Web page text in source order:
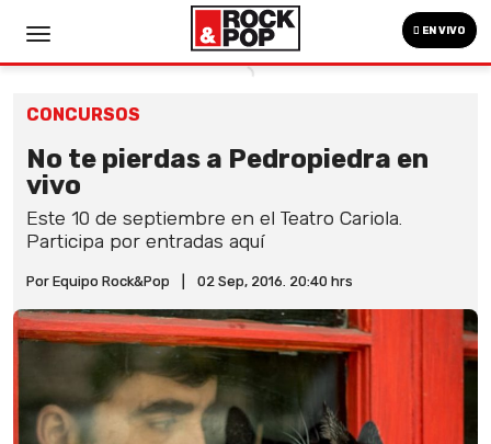
EN VIVO
CONCURSOS
No te pierdas a Pedropiedra en
vivo
Este 10 de septiembre en el Teatro Cariola.
Participa por entradas aquí
Por Equipo Rock&Pop 02 Sep, 2016. 20:40 hrs